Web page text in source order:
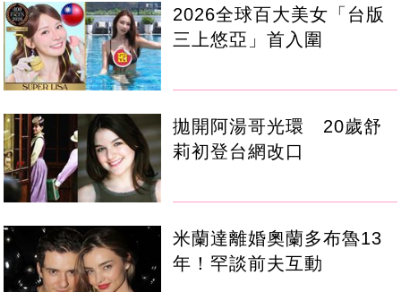
2026全球百大美女「台版
三上悠亞」首入圍
拋開阿湯哥光環 20歲舒
莉初登台網改口
米蘭達離婚奧蘭多布魯13
年！罕談前夫互動